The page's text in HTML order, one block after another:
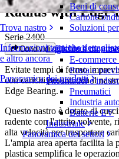
Trova nastro
Informazioni tecniche
e altro ancora
Panoramica dei prodotti
Beni di
Cartone
Soluzioni
Logistica e
E-
Posta e
Pneumatici e
Pneumatici
Industria
Batterie EV
Industriale
Panoramica dei settori
Radius with Edge
Serie 2400
Condividi Richiedi un
Evitate tempi di fermo
con carichi pesanti con il
Edge Bearing.
Questo nastro è dotato di
radente con l'attrito volvente,
alta velocità per trasportare
L'ampia area aperta facilita la
plastica semplifica le